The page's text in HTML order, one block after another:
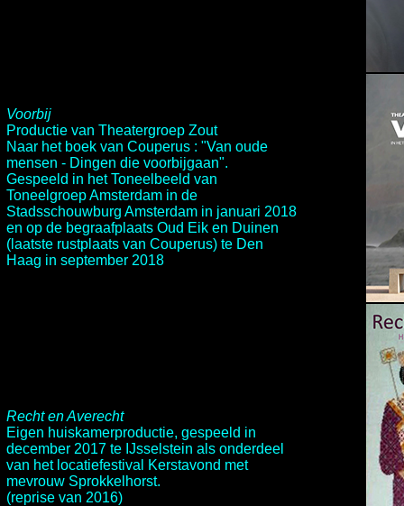
Voorbij
Productie van Theatergroep Zout
Naar het boek van Couperus : "Van oude
mensen - Dingen die voorbijgaan".
Gespeeld in het Toneelbeeld van
Toneelgroep Amsterdam in de
Stadsschouwburg Amsterdam in januari 2018
en op de begraafplaats Oud Eik en Duinen
(laatste rustplaats van Couperus) te Den
Haag in september 2018
Recht en Averecht
Eigen huiskamerproductie, gespeeld in
december 2017 te IJsselstein als onderdeel
van het locatiefestival
Kerstavond met
mevrouw Sprokkelhorst.
(reprise van 2016)